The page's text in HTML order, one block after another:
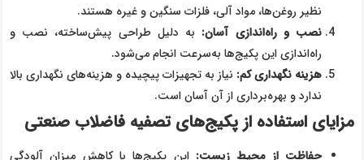
نظیر روغن‌ها، مواد آلی، فلزات سنگین و غیره هستند.
نصب و راه‌اندازی آسان: به دلیل طراحی پیش‌ساخته، نصب و
راه‌اندازی این پکیج‌ها به‌سرعت انجام می‌شود.
هزینه نگهداری کم: نیاز به تجهیزات پیچیده و هزینه‌های نگهداری بالا
ندارد و بهره‌برداری از آن آسان است.
مزایای استفاده از پکیج‌های تصفیه فاضلاب صنعتی
حفاظت از محیط زیست: این پکیج‌ها با کاهش میزان آلودگی